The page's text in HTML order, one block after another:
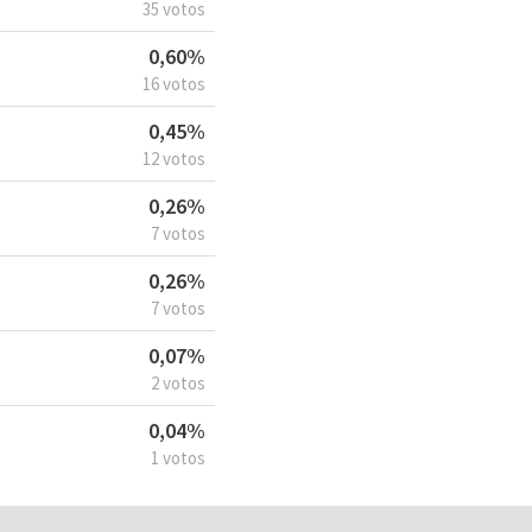
35 votos
0,60%
16 votos
0,45%
12 votos
0,26%
7 votos
0,26%
7 votos
0,07%
2 votos
0,04%
1 votos